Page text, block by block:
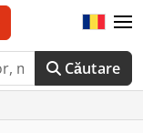
Căutare